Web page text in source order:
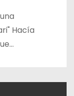
Hacía